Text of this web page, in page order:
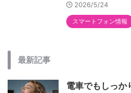
2026/5/24
スマートフォン情報
最新記事
電車でもしっか